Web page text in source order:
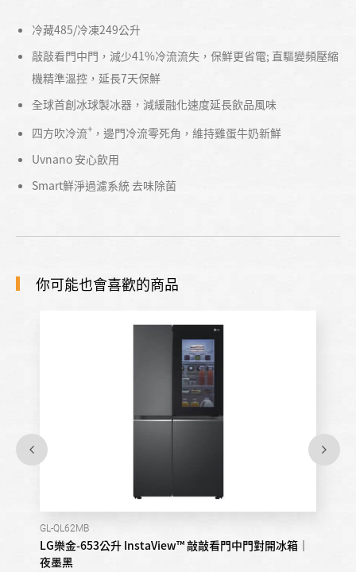
冷藏485/冷凍249公升
敲敲看門中門，減少41%冷流流失，保鮮更省電; 直驅變頻壓縮
機精準溫控，延長7天保鮮
全球首創冰球製冰器，減緩融化速度延長飲品風味
四方吹冷流+ ，邊門冷流零死角，維持雞蛋牛奶新鮮
Uvnano 安心飲用
Smart鮮淨過濾系統 去味除菌
你可能也會喜歡的商品
GL-QL62MB
LG樂金-653公升 InstaView™ 敲敲看門中門對開冰箱｜
夜墨黑